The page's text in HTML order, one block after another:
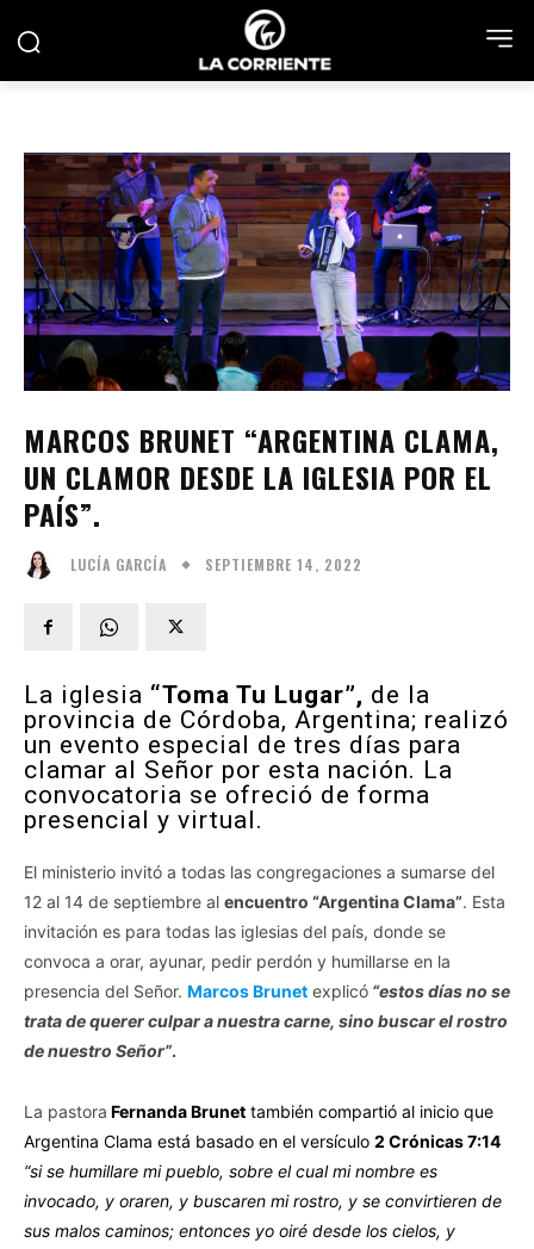
MARCOS BRUNET “ARGENTINA CLAMA,
UN CLAMOR DESDE LA IGLESIA POR EL
PAÍS”.
LUCÍA GARCÍA SEPTIEMBRE 14, 2022
La iglesia “Toma Tu Lugar”, de la
provincia de Córdoba, Argentina; realizó
un evento especial de tres días para
clamar al Señor por esta nación. La
convocatoria se ofreció de forma
presencial y virtual.
El ministerio invitó a todas las congregaciones a sumarse del
12 al 14 de septiembre al encuentro “Argentina Clama”. Esta
invitación es para todas las iglesias del país, donde se
convoca a orar, ayunar, pedir perdón y humillarse en la
presencia del Señor. Marcos Brunet explicó “estos días no se
trata de querer culpar a nuestra carne, sino buscar el rostro
de nuestro Señor”.
La pastora Fernanda Brunet también compartió al inicio que
Argentina Clama está basado en el versículo 2 Crónicas‬ 7:14
“si se humillare mi pueblo, sobre el cual mi nombre es
invocado, y oraren, y buscaren mi rostro, y se convirtieren de
sus malos caminos; entonces yo oiré desde los cielos, y